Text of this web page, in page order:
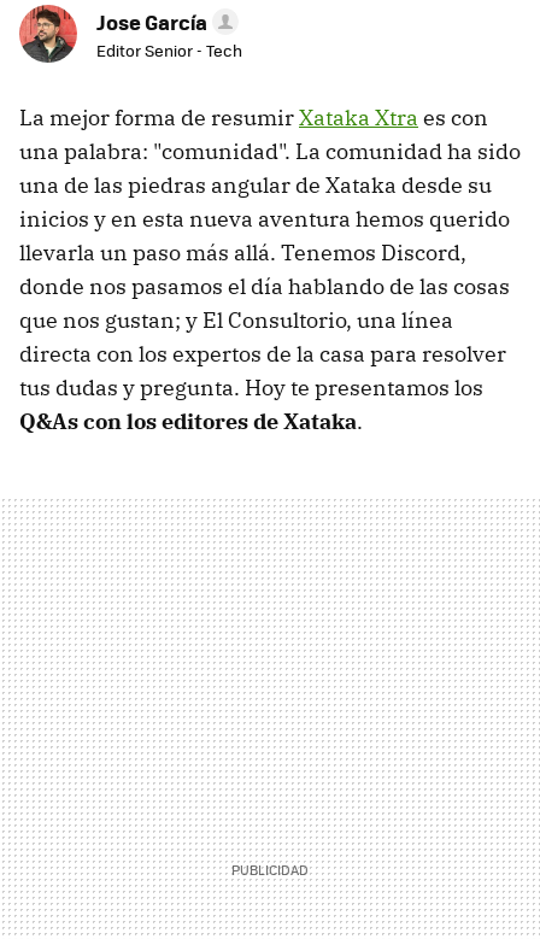
Jose García
Editor Senior - Tech
La mejor forma de resumirXataka Xtra es con
una palabra: "comunidad". La comunidad ha sido
una de las piedras angular de Xataka desde su
inicios y en esta nueva aventura hemos querido
llevarla un paso más allá. Tenemos Discord,
donde nos pasamos el día hablando de las cosas
que nos gustan; y El Consultorio, una línea
directa con los expertos de la casa para resolver
tus dudas y pregunta. Hoy te presentamos los
Q&As con los editores de Xataka.